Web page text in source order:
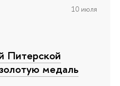
10 июля
Питерской
медаль